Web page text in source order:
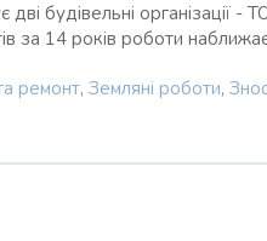
будівельні організації
за 14 років роботи
ремонт, Земляні роботи,